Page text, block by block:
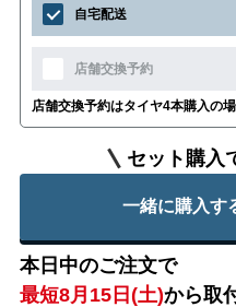
自宅配送
店舗交換予約
店舗交換予約はタイヤ4本購入の
セット購入
一緒に購入す
本日中のご注文で
最短8月15日(土)から取